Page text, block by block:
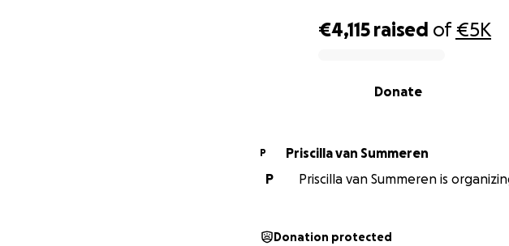
€4,115 raised of€5K
Donate
P
Priscilla van Summeren
P
Priscilla van Summeren is
Donation protected